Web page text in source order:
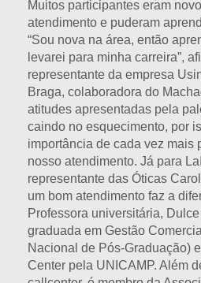
Muitos participantes eram
atendimento e puderam
“Sou nova na área, então
levarei para minha carreira”,
representante da empresa
Braga, colaboradora do
atitudes apresentadas pela
caindo no esquecimento, por
importância de cada vez mais
nosso atendimento. Já para
representante das Óticas
um bom atendimento faz a
Professora universitária,
graduada em Gestão
Nacional de Pós-Graduação)
Center pela UNICAMP. Além